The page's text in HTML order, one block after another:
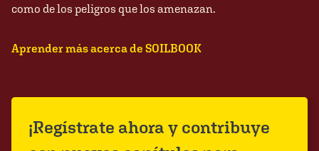
como de los peligros que los amenazan.
Aprender más acerca de SOILBOOK
¡Regístrate ahora y contribuye